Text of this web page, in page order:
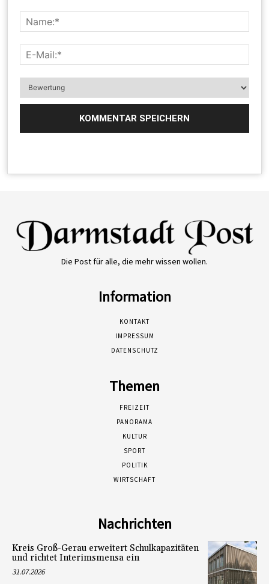
Die Post für alle, die mehr wissen wollen.
Information
KONTAKT
IMPRESSUM
DATENSCHUTZ
Themen
FREIZEIT
PANORAMA
KULTUR
SPORT
POLITIK
WIRTSCHAFT
Nachrichten
Kreis Groß-Gerau erweitert Schulkapazitäten
und richtet Interimsmensa ein
31.07.2026